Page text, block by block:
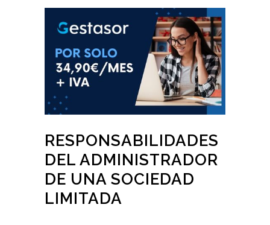
RESPONSABILIDADES
DEL ADMINISTRADOR
DE UNA SOCIEDAD
LIMITADA